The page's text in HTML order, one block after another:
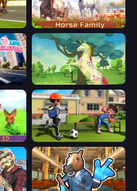
Horse Cart Transport Taxi Game Horse Simulator 3D
Unicorn Family Simulator Magic World
The Prank King